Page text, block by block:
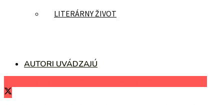
LITERÁRNY ŽIVOT
AUTORI UVÁDZAJÚ